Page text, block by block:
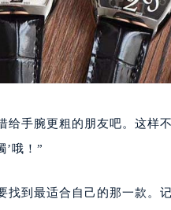
华润万象城写字楼（鄂尔多
写字楼21层2102室（需提前
中心写字楼20层01室（需提
服务中心（需提前预约）
中心（需提前预约）
手腕更粗的朋友吧。这样
’哦！”
到最适合自己的那一款。